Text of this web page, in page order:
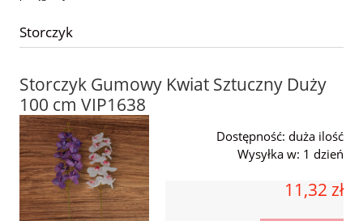
Storczyk
Storczyk Gumowy Kwiat Sztuczny Duży
100 cm VIP1638
Dostępność: duża ilość
Wysyłka w: 1 dzień
11,32 zł